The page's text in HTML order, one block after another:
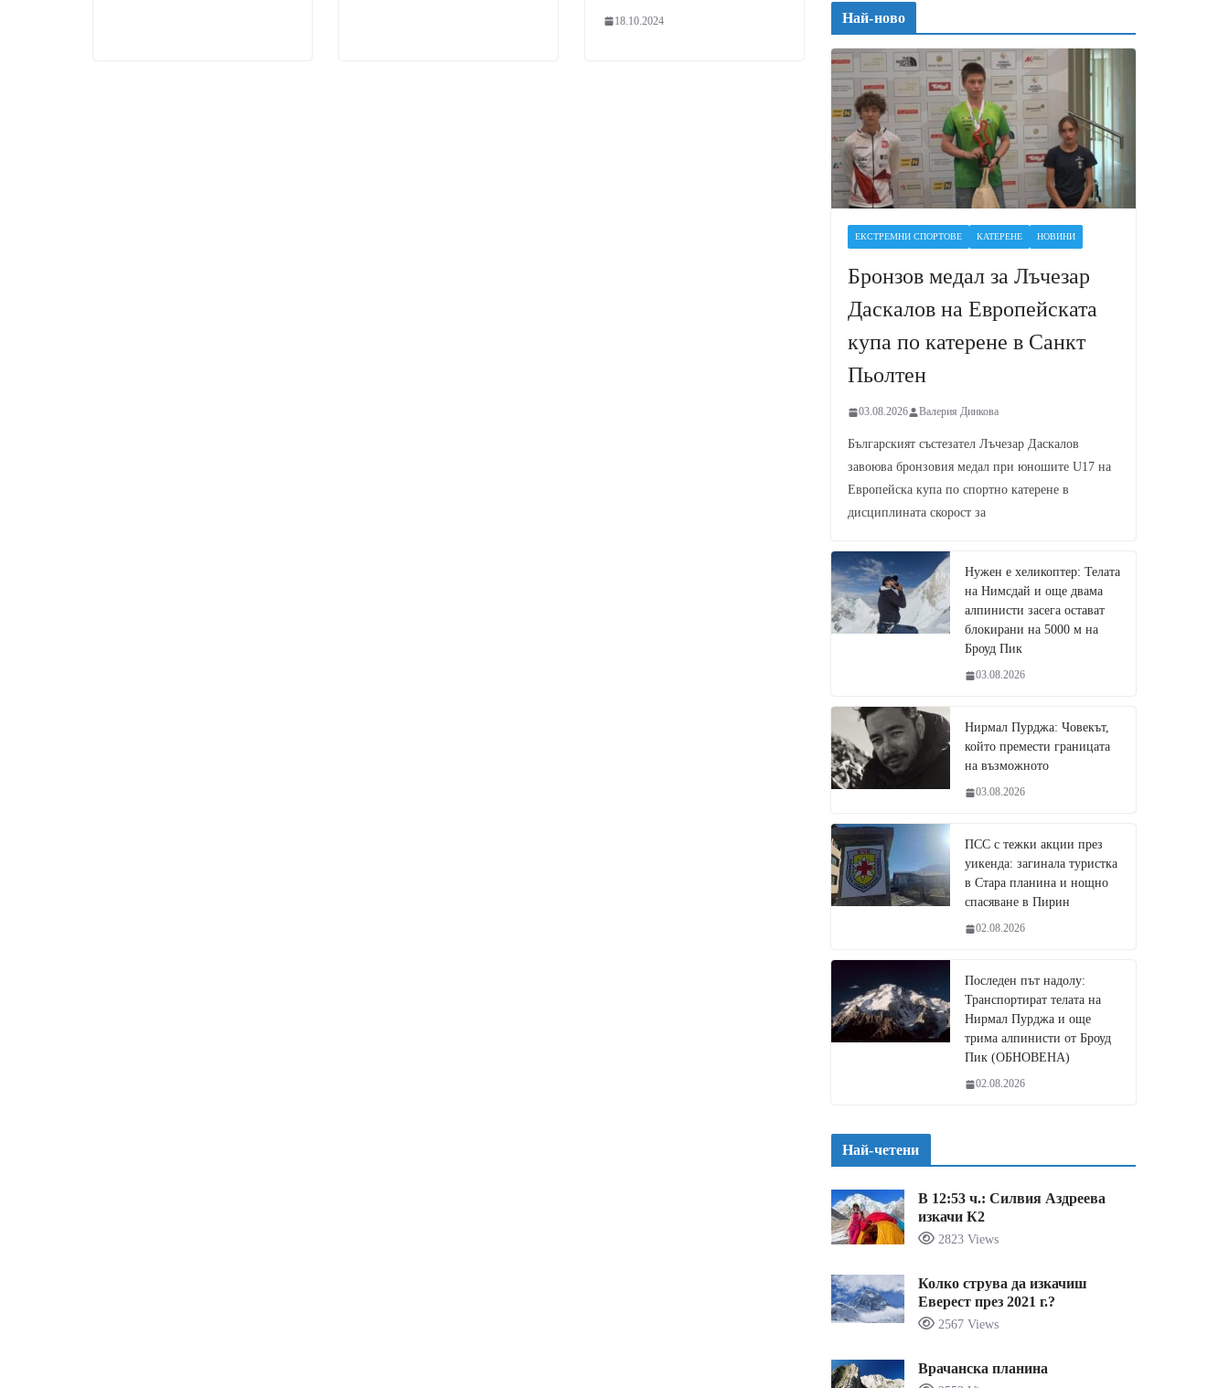
18.10.2024 Най-ново
ЕКСТРЕМНИ СПОРТОВЕ КАТЕРЕНЕ НОВИНИ
Бронзов медал за Лъчезар
Даскалов на Европейската
купа по катерене в Санкт
Пьолтен
03.08.2026 Валерия Динкова
Българският състезател Лъчезар Даскалов
завоюва бронзовия медал при юношите U17 на
Европейска купа по спортно катерене в
дисциплината скорост за
Нужен е хеликоптер: Телата
на Нимсдай и още двама
алпинисти засега остават
блокирани на 5000 м на
Броуд Пик
03.08.2026
Нирмал Пурджа: Човекът,
който премести границата
на възможното
03.08.2026
ПСС с тежки акции през
уикенда: загинала туристка
в Стара планина и нощно
спасяване в Пирин
02.08.2026
Последен път надолу:
Транспортират телата на
Нирмал Пурджа и още
трима алпинисти от Броуд
Пик (ОБНОВЕНА)
02.08.2026
Най-четени
В 12:53 ч.: Силвия Аздреева
изкачи К2
2823 Views
Колко струва да изкачиш
Еверест през 2021 г.?
2567 Views
Врачанска планина